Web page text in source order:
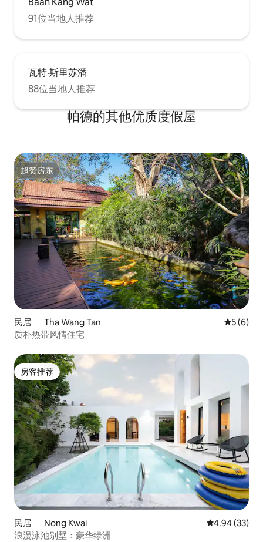
91位当地人推荐
瓦特·斯里苏潘
88位当地人推荐
帕德的其他优质度假屋
超赞房东
超赞房东
民居 ｜ Tha Wang Tan 平均评分
5 (6)
质朴热带风情住宅
房客推荐
房客推荐
民居 ｜ Nong Kwai 平均评分
4.94 (33)
浪漫泳池别墅：豪华绿洲